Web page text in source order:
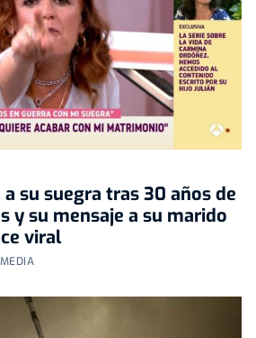
su suegra tras 30 años de
y su mensaje a su marido
viral